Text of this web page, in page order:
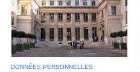
DONNÉES PERSONNELLES